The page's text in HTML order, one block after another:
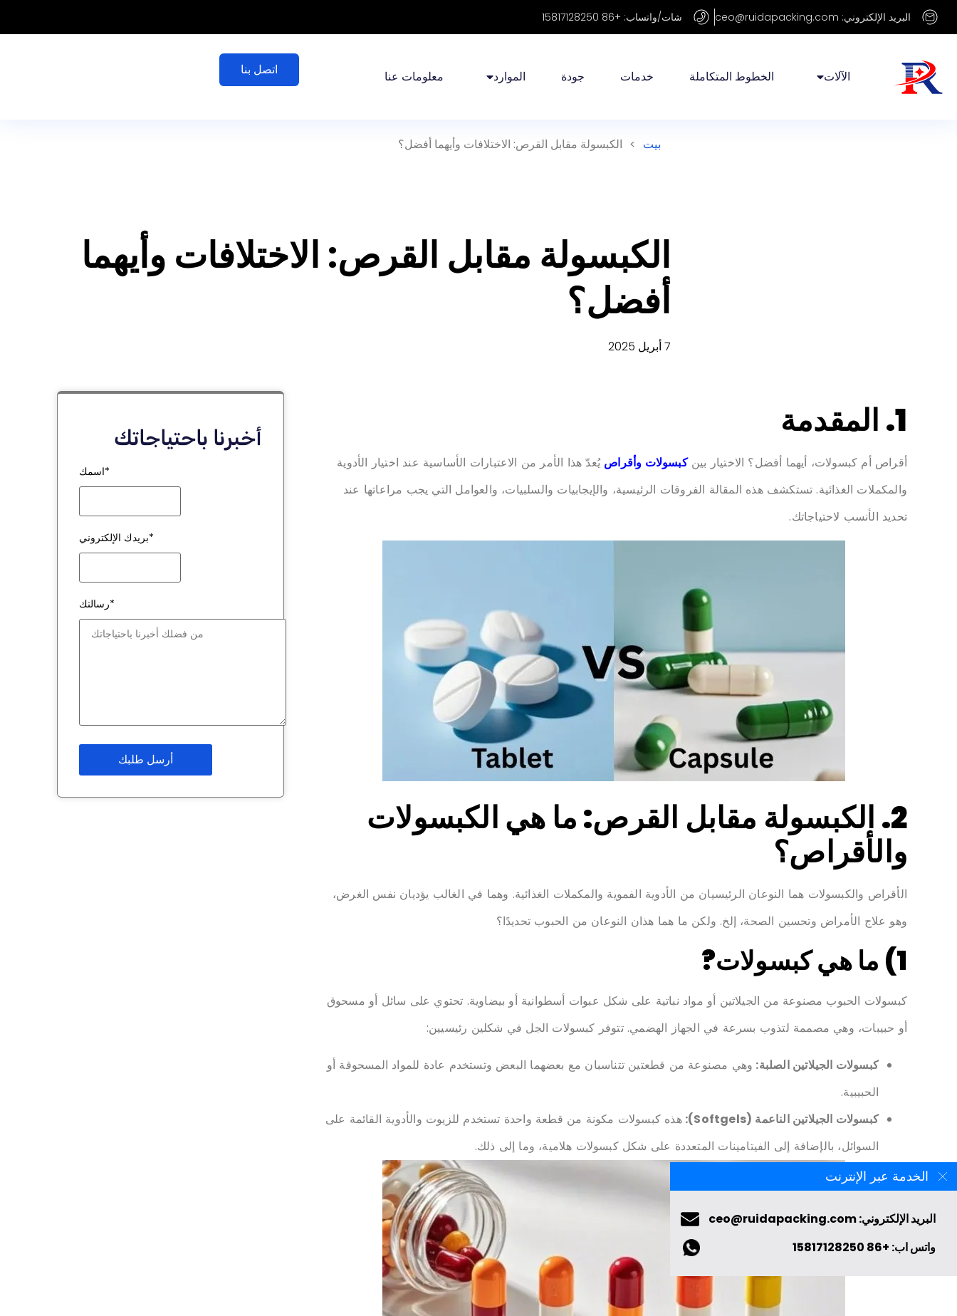
البريد الإلكتروني: ceo@ruidapacking.com شات/واتساب: +86 15817128250
الآلات الخطوط المتكاملة خدمات جودة الموارد معلومات عنا اتصل بنا
بيت > الكبسولة مقابل القرص: الاختلافات وأيهما أفضل؟
الكبسولة مقابل القرص: الاختلافات وأيهما
أفضل؟
7 أبريل 2025
1. المقدمة
أقراص أم كبسولات، أيهما أفضل؟ الاختيار بينكبسولات وأقراص يُعدّ هذا الأمر من الاعتبارات الأساسية عند اختيار الأدوية
والمكملات الغذائية. تستكشف هذه المقالة الفروقات الرئيسية، والإيجابيات والسلبيات، والعوامل التي يجب مراعاتها عند
تحديد الأنسب لاحتياجاتك.
2. الكبسولة مقابل القرص: ما هي الكبسولات
والأقراص؟
الأقراص والكبسولات هما النوعان الرئيسيان من الأدوية الفموية والمكملات الغذائية. وهما في الغالب يؤديان نفس الغرض،
وهو علاج الأمراض وتحسين الصحة، إلخ. ولكن ما هما هذان النوعان من الحبوب تحديدًا؟
1) ما هيكبسولات?
كبسولات الحبوب مصنوعة من الجيلاتين أو مواد نباتية على شكل عبوات أسطوانية أو بيضاوية. تحتوي على سائل أو مسحوق
أو حبيبات، وهي مصممة لتذوب بسرعة في الجهاز الهضمي. تتوفر كبسولات الجل في شكلين رئيسيين:
كبسولات الجيلاتين الصلبة: وهي مصنوعة من قطعتين تتناسبان مع بعضهما البعض وتستخدم عادة للمواد المسحوقة أو
الحبيبية.
كبسولات الجيلاتين الناعمة (Softgels):
هذه كبسولات مكونة من قطعة واحدة تستخدم للزيوت والأدوية القائمة على
السوائل، بالإضافة إلى الفيتامينات المتعددة على شكل كبسولات هلامية، وما إلى ذلك.
أخبرنا باحتياجاتك
اسمك*
بريدك الإلكتروني*
رسالتك*
الخدمة عبر الإنترنت
البريد الإلكتروني: ceo@ruidapacking.com
واتس اب: +86 15817128250